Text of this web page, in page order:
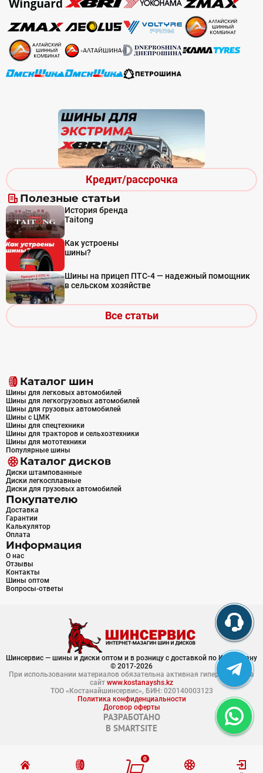
0
Кредит/рассрочка
Полезные статьи
История бренда
Taitong
Как устроены
шины?
Шины на прицеп ПТС-4 — надежный помощник
в сельском хозяйстве
Все статьи
Каталог шин
Шины для легковых автомобилей
Шины для легкогрузовых автомобилей
Шины для грузовых автомобилей
Шины с ЦМК
Шины для спецтехники
Шины для тракторов и сельхозтехники
Шины для мототехники
Популярные шины
Каталог дисков
Диски штампованные
Диски легкосплавные
Диски для грузовых автомобилей
Покупателю
Доставка
Гарантии
Калькулятор
Оплата
Информация
О нас
Отзывы
Контакты
Шины оптом
Вопросы-ответы
Шинсервис — шины и диски оптом и в розницу с доставкой по Казахстану
© 2017-2026
При использовании материалов обязательна активная гиперссылка на
сайт www.kostanayshs.kz
ТОО «Костанайшинсервис», БИН: 020140003123
Политика конфиденциальности
Договор оферты
РАЗРАБОТАНО
В SMARTSITE